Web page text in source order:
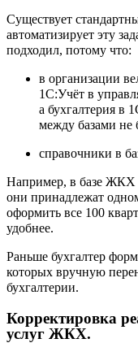
Существует
автоматизирует эту
подходил, потому что:
в организации
1С:Учёт в
а бухгалтерия в
между базами не
справочники в
Например, в базе ЖКХ
они принадлежат
оформить все 100
удобнее.
Раньше бухгалтер
которых вручную
бухгалтерии.
Корректировка
услуг ЖКХ.